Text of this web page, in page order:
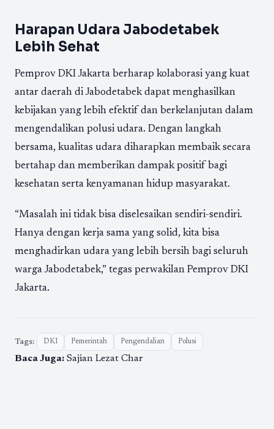
Harapan Udara Jabodetabek
Lebih Sehat
Pemprov DKI Jakarta berharap kolaborasi yang kuat
antar daerah di Jabodetabek dapat menghasilkan
kebijakan yang lebih efektif dan berkelanjutan dalam
mengendalikan polusi udara. Dengan langkah
bersama, kualitas udara diharapkan membaik secara
bertahap dan memberikan dampak positif bagi
kesehatan serta kenyamanan hidup masyarakat.
“Masalah ini tidak bisa diselesaikan sendiri-sendiri.
Hanya dengan kerja sama yang solid, kita bisa
menghadirkan udara yang lebih bersih bagi seluruh
warga Jabodetabek,” tegas perwakilan Pemprov DKI
Jakarta.
Tags: DKI Pemerintah Pengendalian Polusi
Baca Juga: Sajian Lezat Char